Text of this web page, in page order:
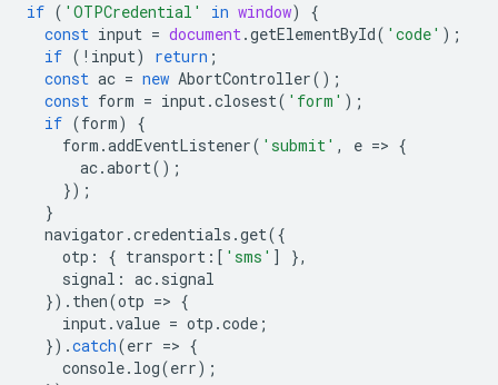
if ( 'OTPCredential' in window)
{
const input = document.getElementById( 'code' );
if ( ! input) return ;
const ac = new AbortController();
const form = input.closest( 'form' );
if (form)
{
form .addEventListener( 'submit' , e => {
ac.abort();
});
}
navigator .credentials .get({
otp : { transport : [ 'sms' ]
},
signal : ac. signal
}). then(otp => {
input.value = otp .code ;
}).catch(err => {
console. log(err);